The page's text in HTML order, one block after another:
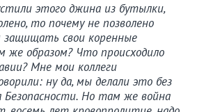
этого джина из бутылки,
то почему не позволено
защищать свои коренные
же образом? Что происходило
Мне мои коллеги
ну да, мы делали это без
Но там же война